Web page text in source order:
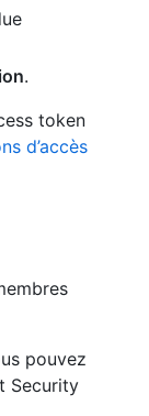
.
token
d’accès
pouvez
Security